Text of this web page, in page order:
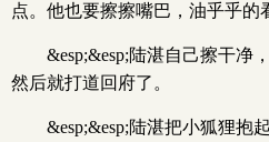
点。他也要擦擦嘴巴，油乎乎的
&esp;&esp;陆湛自己擦干净
然后就打道回府了。
&esp;&esp;陆湛把小狐狸抱